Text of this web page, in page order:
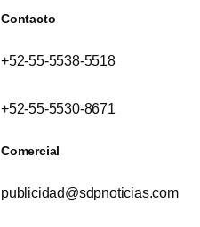
Contacto
+52-55-5538-5518
+52-55-5530-8671
Comercial
publicidad@sdpnoticias.com